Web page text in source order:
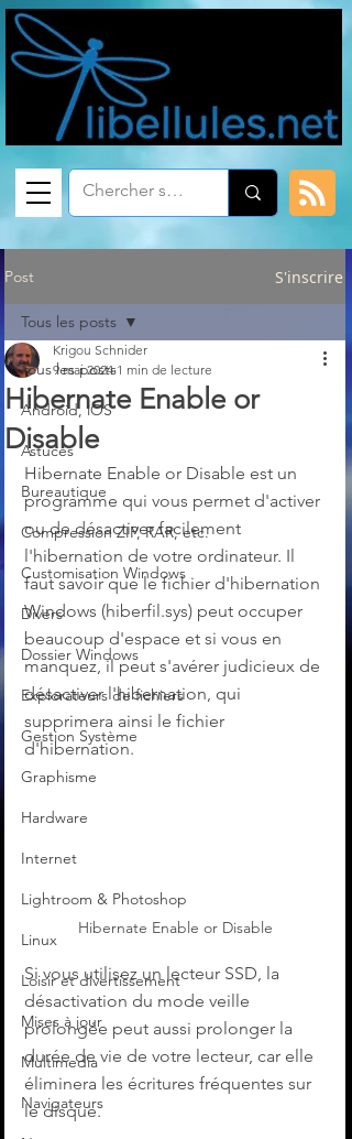
Post S'inscrire
Tous les posts
Android, iOS
Astuces
Bureautique
Compression ZIP, RAR, etc.
Customisation Windows
Divers
Dossier Windows
Explorateurs de fichiers
Gestion Système
Graphisme
Hardware
Internet
Lightroom & Photoshop
Linux
Loisir et divertissement
Mises à jour
Multimedia
Navigateurs
Tous les posts
Hibernate Enable or
Disable
Krigou Schnider
9 mai 2024 1 min de lecture
Hibernate Enable or Disable est un
programme qui vous permet d'activer
ou de désactiver facilement
l'hibernation de votre ordinateur. Il
faut savoir que le fichier d'hibernation
Windows (hiberfil.sys) peut occuper
beaucoup d'espace et si vous en
manquez, il peut s'avérer judicieux de
désactiver l'hibernation, qui
supprimera ainsi le fichier
d'hibernation.
Hibernate Enable or Disable
Si vous utilisez un lecteur SSD, la
désactivation du mode veille
prolongée peut aussi prolonger la
durée de vie de votre lecteur, car elle
éliminera les écritures fréquentes sur
le disque.